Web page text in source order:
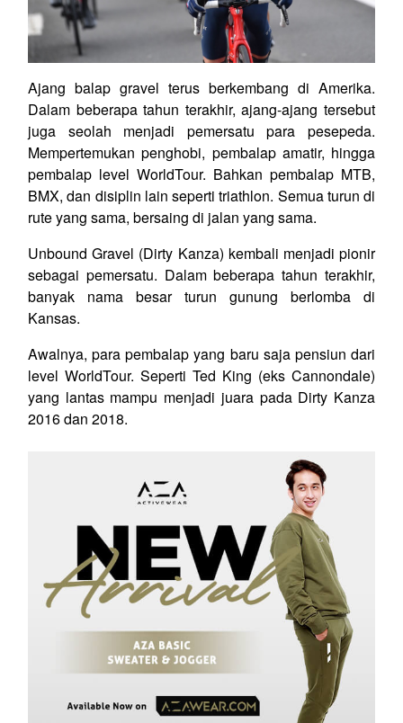
Ajang balap gravel terus berkembang di Amerika.
Dalam beberapa tahun terakhir, ajang-ajang tersebut
juga seolah menjadi pemersatu para pesepeda.
Mempertemukan penghobi, pembalap amatir, hingga
pembalap level WorldTour. Bahkan pembalap MTB,
BMX, dan disiplin lain seperti triathlon. Semua turun di
rute yang sama, bersaing di jalan yang sama.
Unbound Gravel (Dirty Kanza) kembali menjadi pionir
sebagai pemersatu. Dalam beberapa tahun terakhir,
banyak nama besar turun gunung berlomba di
Kansas.
Awalnya, para pembalap yang baru saja pensiun dari
level WorldTour. Seperti Ted King (eks Cannondale)
yang lantas mampu menjadi juara pada Dirty Kanza
2016 dan 2018.